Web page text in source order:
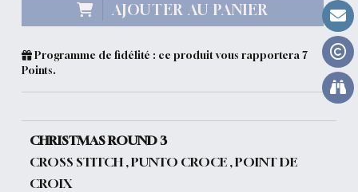
AJOUTER AU PANIER
Programme de fidélité : ce produit vous rapportera7
Points.
CHRISTMAS ROUND 3
CROSS STITCH , PUNTO CROCE , POINT DE
CROIX